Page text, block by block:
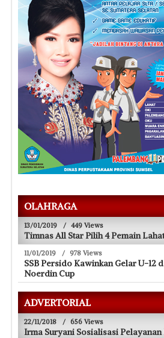
OLAHRAGA
13/01/2019 / 449 Views
Timnas All Star Pilih 4 Pemain
11/01/2019 / 978 Views
SSB Persido Kawinkan Gelar U-12
Noerdin Cup
ADVERTORIAL
22/11/2018 / 656 Views
Irma Suryani Sosialisasi